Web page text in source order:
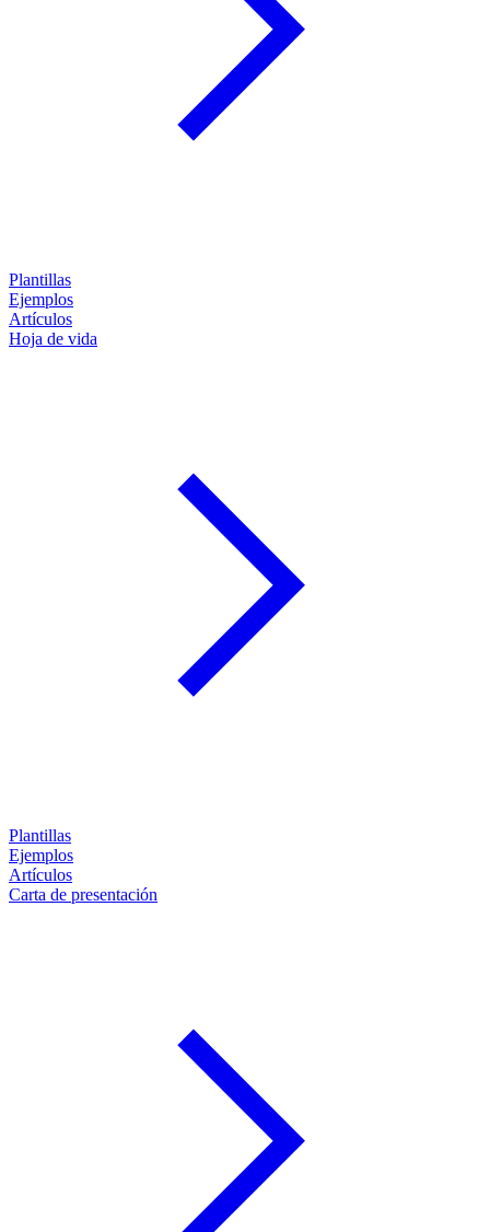
Plantillas
Ejemplos
Artículos
Hoja de vida
Plantillas
Ejemplos
Artículos
Carta de presentación